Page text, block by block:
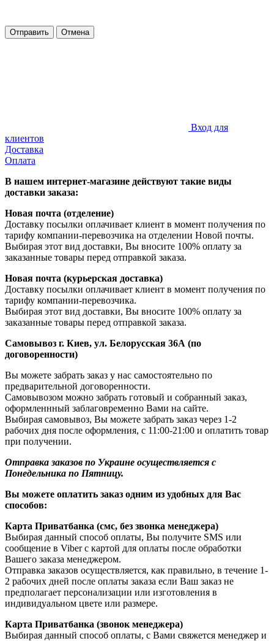
Отправить Отмена
Вход для
клиентов
Доставка
Оплата
В нашем интернет-магазине действуют такие виды
доставки заказа:
Новая почта (отделение)
Доставку посылки оплачивает клиент в момент получения по
тарифу компании-перевозчика на отделении Новой почты.
Выбирая этот вид доставки, Вы вносите 100% оплату за
заказанные товары перед отправкой заказа.
Новая почта (курьерская доставка)
Доставку посылки оплачивает клиент в момент получения по
тарифу компании-перевозчика.
Выбирая этот вид доставки, Вы вносите 100% оплату за
заказанные товары перед отправкой заказа.
Самовывоз г. Киев, ул. Белорусская 36А (по
договоренности)
Вы можете забрать заказ у нас самостоятельно по
предварительной договоренности.
Самовывозом можно забрать готовый и собранный заказ,
оформленнный заблаговременно Вами на сайте.
Выбирая самовывоз, Вы можете забрать заказ через 1-2
рабочих дня после оформления, с 11:00-21:00 и оплатить товар
при получении.
Отправка заказов по Украине осуществляется с
Понедельника по Пятницу.
Вы можете оплатить заказ одним из удобных для Вас
способов:
Карта Приватбанка (смс, без звонка менеджера)
Выбирая данный способ оплаты, Вы получите SMS или
сообщение в Viber с картой для оплаты после обработки
Вашего заказа менеджером.
Отправка заказов осуществляется, как правильно, в течение 1-
2 рабочих дней после оплаты заказа если Ваш заказ не
предполагает персонализации или изготовления в
индивидуальном цвете или размере.
Карта Приватбанка (звонок менеджера)
Выбирая данный способ оплаты, с Вами свяжется менеджер и